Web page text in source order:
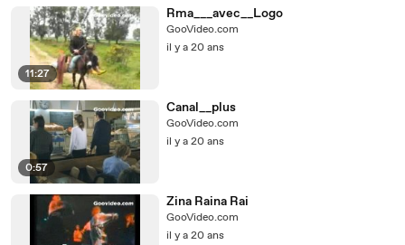
11:27
Rma___avec__Logo
GooVideo.com
il y a 20 ans
0:57
Canal__plus
GooVideo.com
il y a 20 ans
Zina Raina Rai
GooVideo.com
il y a 20 ans